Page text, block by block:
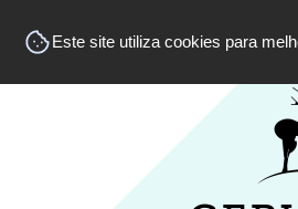
Este site utiliza cookies para